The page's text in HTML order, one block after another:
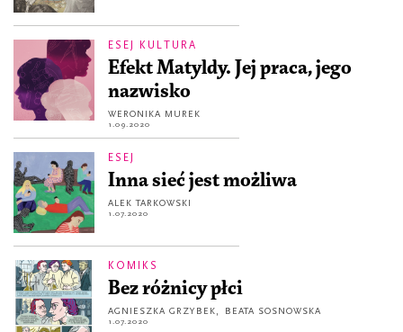
ESEJ KULTURA
Efekt Matyldy. Jej praca, jego
nazwisko
WERONIKA MUREK
1.09.2020
ESEJ
Inna sieć jest możliwa
ALEK TARKOWSKI
1.07.2020
KOMIKS
Bez różnicy płci
AGNIESZKA GRZYBEK, BEATA SOSNOWSKA
1.07.2020